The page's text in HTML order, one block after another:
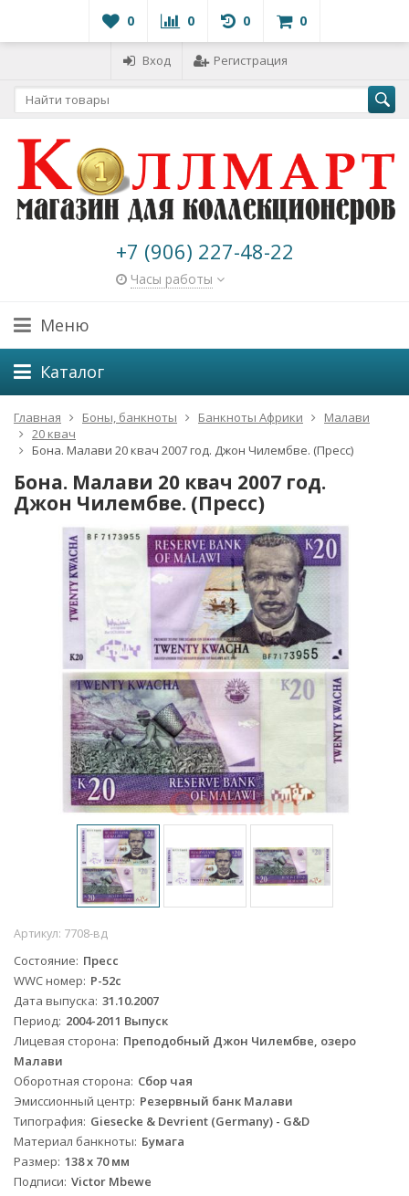
0 0 0 0
Вход Регистрация
+7 (906) 227-48-22
Часы работы
Меню
Каталог
Главная Боны, банкноты Банкноты Африки
Малави
20 квач
Бона. Малави 20 квач 2007 год. Джон Чилембве. (Пресс)
Бона. Малави 20 квач 2007 год.
Джон Чилембве. (Пресс)
Артикул: 7708-вд
Состояние Пресс
WWC номер P-52c
Дата выпуска 31.10.2007
Период 2004-2011 Выпуск
Лицевая сторона Преподобный Джон Чилембве, озеро
Малави
Оборотная сторона Сбор чая
Эмиссионный центр Резервный банк Малави
Типография Giesecke & Devrient (Germany) - G&D
Материал банкноты Бумага
Размер 138 x 70 мм
Подписи Victor Mbewe